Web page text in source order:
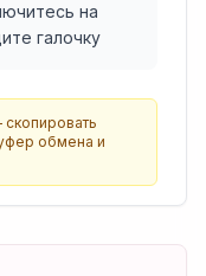
на
галочку
обмена и